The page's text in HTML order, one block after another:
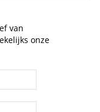
van
onze